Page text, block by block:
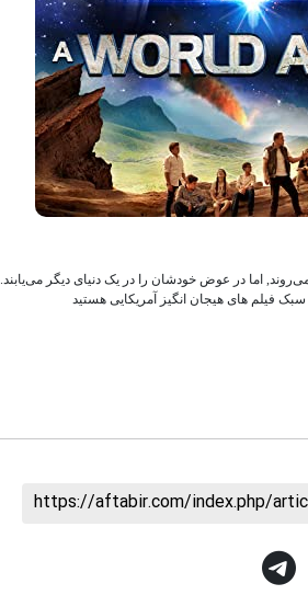
اما در عوض خودشان را در یک دنیای دیگر می‌یابند.
سبک فیلم های هیجان انگیز آمریکایی هستید
https://aftabir.com/index.php/